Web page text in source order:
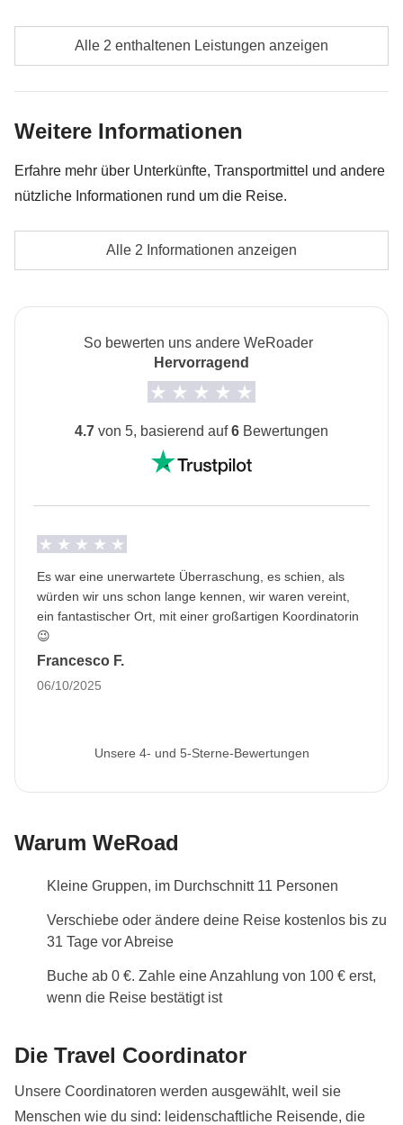
restliche Geld wird den Teilnehmern am Ende der Reise
zurückerstattet. Und keine Sorge, unsere Travel
Coordinator versuchen immer zu verhandeln!
Alle zusätzlichen Aktivitäten, auf die sich die
einzelnen Mitglieder der Gruppe einigen, sowie der
Anteil des Travel Coordinators. Aktivitäten, die über
lokalen Drittanbietern durchgeführt, deren
Bedingungen gelten; WeRoad greift nicht in die
Verwaltung ein und übernimmt keine Verantwortung
Anteil der Tour-Kasse des Coordinators
Alle 2 enthaltenen Leistungen anzeigen
Weitere Informationen
Erfahre mehr über Unterkünfte, Transportmittel und andere
nützliche Informationen rund um die Reise.
Unterkunft
Informationen zum privaten Zimmer
Alle 2 Informationen anzeigen
So bewerten uns andere WeRoader
Hervorragend
4.7 von 5, basierend auf6 Bewertungen
Es war eine unerwartete Überraschung, es schien, als
würden wir uns schon lange kennen, wir waren vereint,
ein fantastischer Ort, mit einer großartigen Koordinatorin
😉
Francesco F.
06/10/2025
Unsere 4- und 5-Sterne-Bewertungen
Warum WeRoad
Kleine Gruppen, im Durchschnitt 11 Personen
Verschiebe oder ändere deine Reise kostenlos bis zu
31 Tage vor Abreise
Buche ab 0 €. Zahle eine Anzahlung von 100 € erst,
wenn die Reise bestätigt ist
Die Travel Coordinator
Unsere Coordinatoren werden ausgewählt, weil sie
Menschen wie du sind: leidenschaftliche Reisende, die